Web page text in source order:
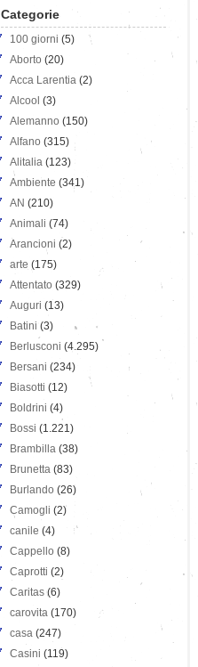
Categorie
100 giorni (5)
Aborto (20)
Acca Larentia (2)
Alcool (3)
Alemanno (150)
Alfano (315)
Alitalia (123)
Ambiente (341)
AN (210)
Animali (74)
Arancioni (2)
arte (175)
Attentato (329)
Auguri (13)
Batini (3)
Berlusconi (4.295)
Bersani (234)
Biasotti (12)
Boldrini (4)
Bossi (1.221)
Brambilla (38)
Brunetta (83)
Burlando (26)
Camogli (2)
canile (4)
Cappello (8)
Caprotti (2)
Caritas (6)
carovita (170)
casa (247)
Casini (119)